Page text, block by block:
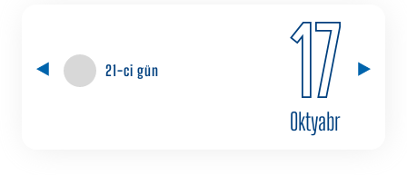
21-ci gün 17
Oktyabr